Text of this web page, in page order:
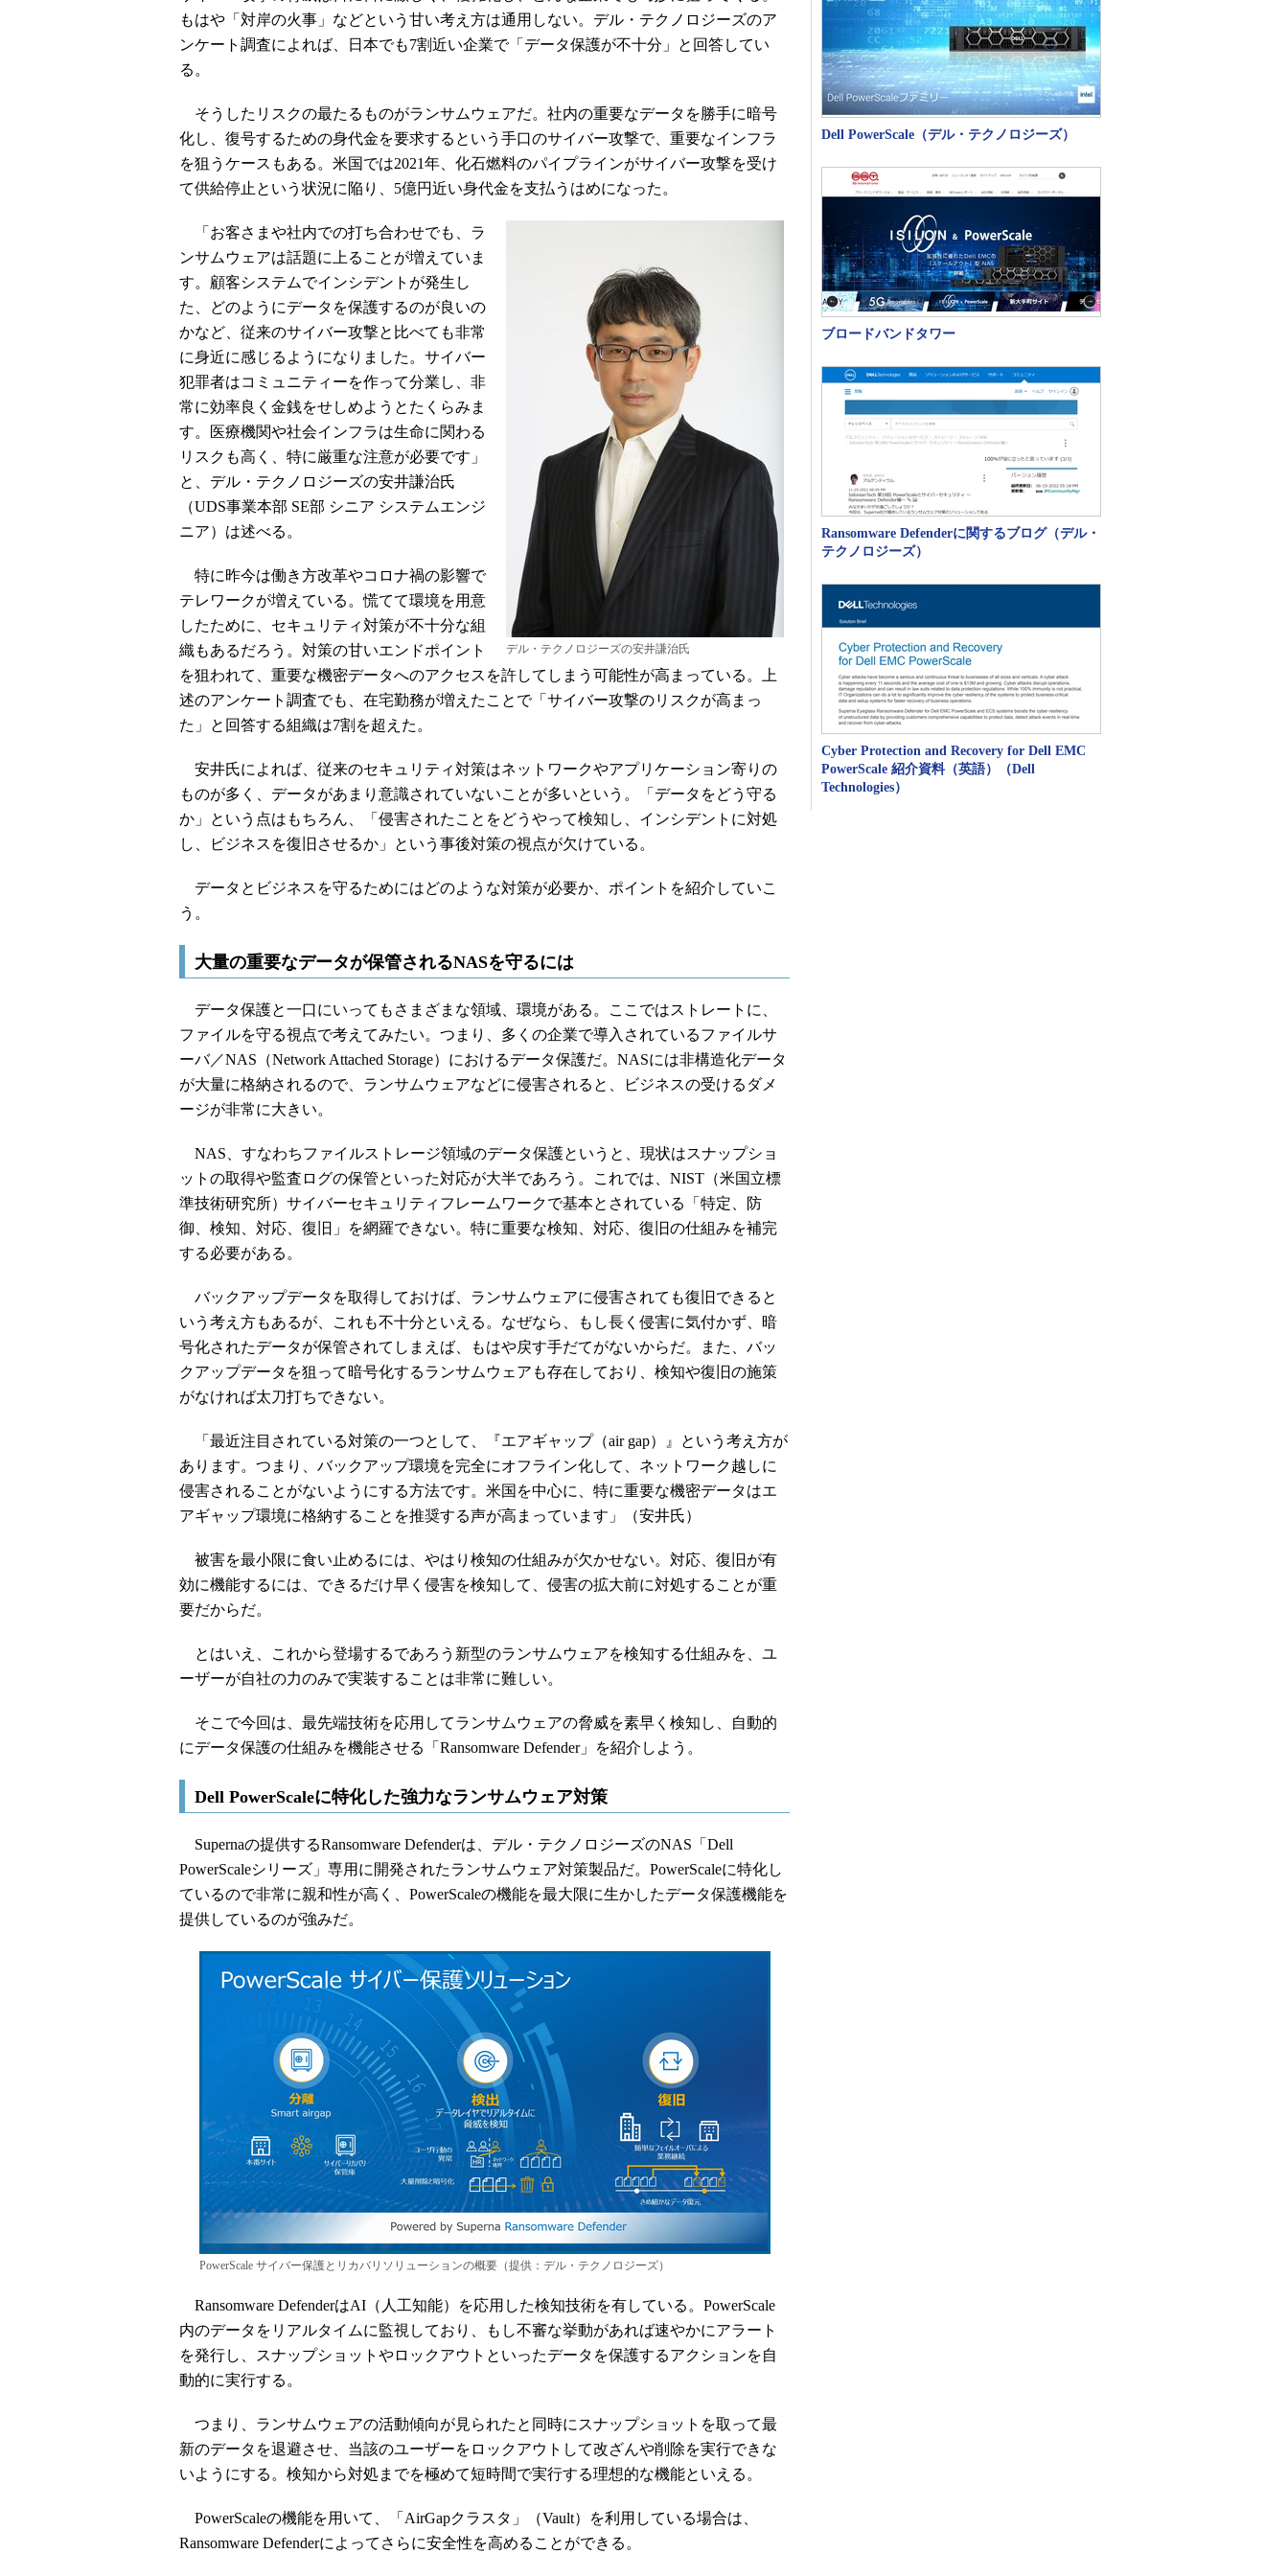
もはや「対岸の火事」などという甘い考え方は通用しない。デル・テクノロジーズのア
ンケート調査によれば、日本でも7割近い企業で「データ保護が不十分」と回答してい
る。
そうしたリスクの最たるものがランサムウェアだ。社内の重要なデータを勝手に暗号
化し、復号するための身代金を要求するという手口のサイバー攻撃で、重要なインフラ
を狙うケースもある。米国では2021年、化石燃料のパイプラインがサイバー攻撃を受け
て供給停止という状況に陥り、5億円近い身代金を支払うはめになった。
デル・テクノロジーズの安井謙治氏
「お客さまや社内での打ち合わせでも、ラ
ンサムウェアは話題に上ることが増えていま
す。顧客システムでインシデントが発生し
た、どのようにデータを保護するのが良いの
かなど、従来のサイバー攻撃と比べても非常
に身近に感じるようになりました。サイバー
犯罪者はコミュニティーを作って分業し、非
常に効率良く金銭をせしめようとたくらみま
す。医療機関や社会インフラは生命に関わる
リスクも高く、特に厳重な注意が必要です」
と、デル・テクノロジーズの安井謙治氏
（UDS事業本部 SE部 シニア システムエンジ
ニア）は述べる。
特に昨今は働き方改革やコロナ禍の影響で
テレワークが増えている。慌てて環境を用意
したために、セキュリティ対策が不十分な組
織もあるだろう。対策の甘いエンドポイント
を狙われて、重要な機密データへのアクセスを許してしまう可能性が高まっている。上
述のアンケート調査でも、在宅勤務が増えたことで「サイバー攻撃のリスクが高まっ
た」と回答する組織は7割を超えた。
安井氏によれば、従来のセキュリティ対策はネットワークやアプリケーション寄りの
ものが多く、データがあまり意識されていないことが多いという。「データをどう守る
か」という点はもちろん、「侵害されたことをどうやって検知し、インシデントに対処
し、ビジネスを復旧させるか」という事後対策の視点が欠けている。
データとビジネスを守るためにはどのような対策が必要か、ポイントを紹介していこ
う。
大量の重要なデータが保管されるNASを守るには
データ保護と一口にいってもさまざまな領域、環境がある。ここではストレートに、
ファイルを守る視点で考えてみたい。つまり、多くの企業で導入されているファイルサ
ーバ／NAS（Network Attached Storage）におけるデータ保護だ。NASには非構造化データ
が大量に格納されるので、ランサムウェアなどに侵害されると、ビジネスの受けるダメ
ージが非常に大きい。
NAS、すなわちファイルストレージ領域のデータ保護というと、現状はスナップショ
ットの取得や監査ログの保管といった対応が大半であろう。これでは、NIST（米国立標
準技術研究所）サイバーセキュリティフレームワークで基本とされている「特定、防
御、検知、対応、復旧」を網羅できない。特に重要な検知、対応、復旧の仕組みを補完
する必要がある。
バックアップデータを取得しておけば、ランサムウェアに侵害されても復旧できると
いう考え方もあるが、これも不十分といえる。なぜなら、もし長く侵害に気付かず、暗
号化されたデータが保管されてしまえば、もはや戻す手だてがないからだ。また、バッ
クアップデータを狙って暗号化するランサムウェアも存在しており、検知や復旧の施策
がなければ太刀打ちできない。
「最近注目されている対策の一つとして、『エアギャップ（air gap）』という考え方が
あります。つまり、バックアップ環境を完全にオフライン化して、ネットワーク越しに
侵害されることがないようにする方法です。米国を中心に、特に重要な機密データはエ
アギャップ環境に格納することを推奨する声が高まっています」（安井氏）
被害を最小限に食い止めるには、やはり検知の仕組みが欠かせない。対応、復旧が有
効に機能するには、できるだけ早く侵害を検知して、侵害の拡大前に対処することが重
要だからだ。
とはいえ、これから登場するであろう新型のランサムウェアを検知する仕組みを、ユ
ーザーが自社の力のみで実装することは非常に難しい。
そこで今回は、最先端技術を応用してランサムウェアの脅威を素早く検知し、自動的
にデータ保護の仕組みを機能させる「Ransomware Defender」を紹介しよう。
Dell PowerScaleに特化した強力なランサムウェア対策
Supernaの提供するRansomware Defenderは、デル・テクノロジーズのNAS「Dell
PowerScaleシリーズ」専用に開発されたランサムウェア対策製品だ。PowerScaleに特化し
ているので非常に親和性が高く、PowerScaleの機能を最大限に生かしたデータ保護機能を
提供しているのが強みだ。
PowerScale サイバー保護とリカバリソリューションの概要（提供：デル・テクノロジーズ）
Ransomware DefenderはAI（人工知能）を応用した検知技術を有している。PowerScale
内のデータをリアルタイムに監視しており、もし不審な挙動があれば速やかにアラート
を発行し、スナップショットやロックアウトといったデータを保護するアクションを自
動的に実行する。
つまり、ランサムウェアの活動傾向が見られたと同時にスナップショットを取って最
新のデータを退避させ、当該のユーザーをロックアウトして改ざんや削除を実行できな
いようにする。検知から対処までを極めて短時間で実行する理想的な機能といえる。
PowerScaleの機能を用いて、「AirGapクラスタ」（Vault）を利用している場合は、
Ransomware Defenderによってさらに安全性を高めることができる。
Dell PowerScale（デル・テクノロジーズ）
ブロードバンドタワー
Ransomware Defenderに関するブログ（デル・
テクノロジーズ）
Cyber Protection and Recovery for Dell EMC
PowerScale 紹介資料（英語）（Dell
Technologies）